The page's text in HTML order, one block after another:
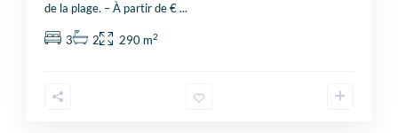
de la plage. – À partir de €...
3 2 290 m2